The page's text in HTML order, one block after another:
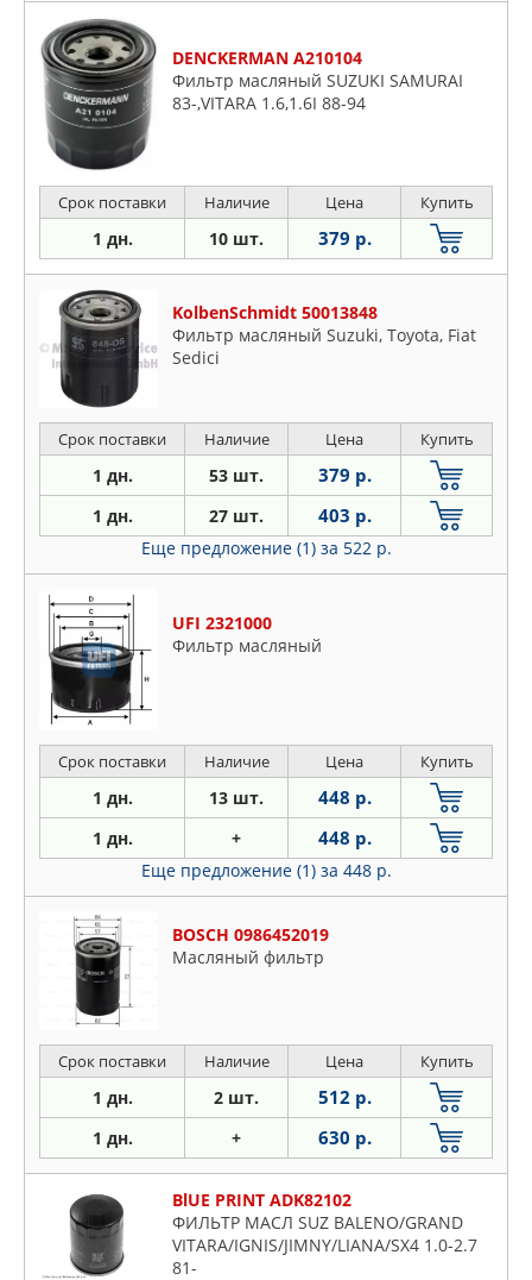
DENCKERMAN A210104
Фильтр масляный SUZUKI SAMURAI
83-,VITARA 1.6,1.6I 88-94
Срок поставки Наличие Цена Купить
1 дн. 10 шт. 379 р.
KolbenSchmidt 50013848
Фильтр масляный Suzuki, Toyota, Fiat
Sedici
Срок поставки Наличие Цена Купить
1 дн. 53 шт. 379 р.
1 дн. 27 шт. 403 р.
Еще предложение (1) за 522 р.
UFI 2321000
Фильтр масляный
Срок поставки Наличие Цена Купить
1 дн. 13 шт. 448 р.
1 дн. + 448 р.
Еще предложение (1) за 448 р.
BOSCH 0986452019
Масляный фильтр
Срок поставки Наличие Цена Купить
1 дн. 2 шт. 512 р.
1 дн. + 630 р.
BlUE PRINT ADK82102
ФИЛЬТР МАСЛ SUZ BALENO/GRAND
VITARA/IGNIS/JIMNY/LIANA/SX4 1.0-2.7
81-